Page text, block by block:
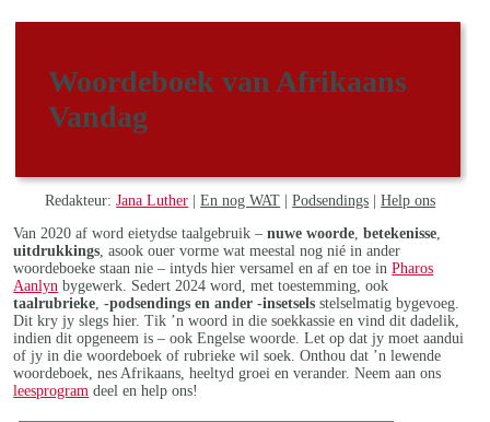
Woordeboek van Afrikaans
Vandag
Redakteur:Jana Luther |En nog WAT |Podsendings |Help ons
Van 2020 af word eietydse taalgebruik –nuwe woorde ,betekenisse
uitdrukkings , asook ouer vorme wat meestal nog nié in ander
woordeboeke staan nie – intyds hier versamel en af en toe inPharos
Aanlyn bygewerk. Sedert 2024 word, met toestemming, ook
taalrubrieke ,-podsendings en ander -insetsels stelselmatig bygevoeg.
Dit kry jy slegs hier. Tik ’n woord in die soekkassie en vind dit dadelik,
indien dit opgeneem is – ook Engelse woorde. Let op dat jy moet aandui
of jy in die woordeboek of rubrieke wil soek. Onthou dat ’n lewende
woordeboek, nes Afrikaans, heeltyd groei en verander. Neem aan ons
leesprogram deel en help ons!